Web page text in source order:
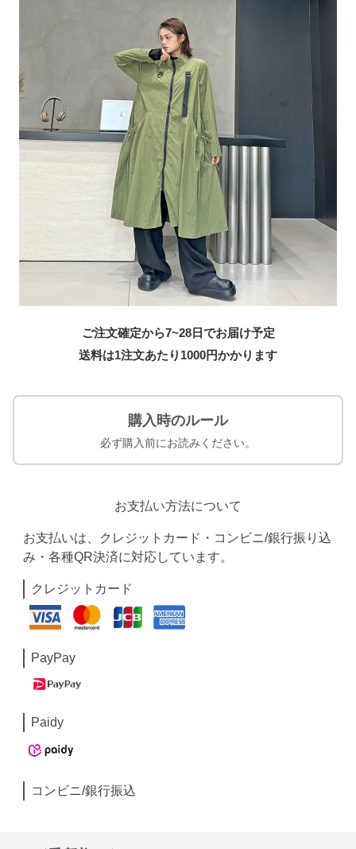
ご注文確定から7~28日でお届け予定
送料は1注文あたり 1000円かかります
購入時のルール
必ず購入前にお読みください。
お支払い方法について
お支払いは、クレジットカード・コンビニ/銀行振り込
み・各種QR決済に対応しています。
クレジットカード
PayPay
Paidy
コンビニ/銀行振込